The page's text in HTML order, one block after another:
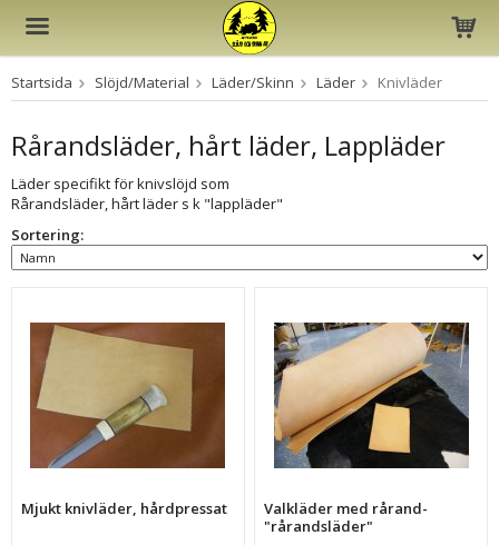
Produkten har blivit tillagd i varukorgen
Startsida Slöjd/Material Läder/Skinn Läder Knivläder
Rårandsläder, hårt läder, Lappläder
Läder specifikt för knivslöjd som
Rårandsläder, hårt läder s k "lappläder"
Sortering:
Mjukt knivläder, hårdpressat
Valkläder med rårand-
"rårandsläder"